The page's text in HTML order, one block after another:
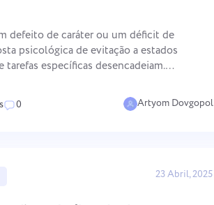
defeito de caráter ou um déficit de
psicológica de evitação a estados
específicas desencadeiam.
la efetivamente, po
0 Artyom Dovgopol
23 Abril, 2025